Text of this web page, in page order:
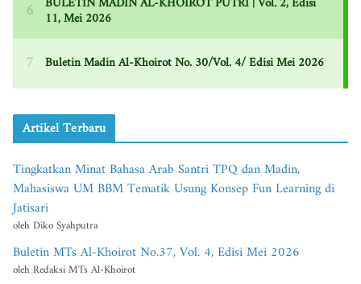
Artikel Terbaru
Tingkatkan Minat Bahasa Arab Santri TPQ dan Madin,
Mahasiswa UM BBM Tematik Usung Konsep Fun Learning di
Jatisari
oleh Diko Syahputra
Buletin MTs Al-Khoirot No.37, Vol. 4, Edisi Mei 2026
oleh Redaksi MTs Al-Khoirot